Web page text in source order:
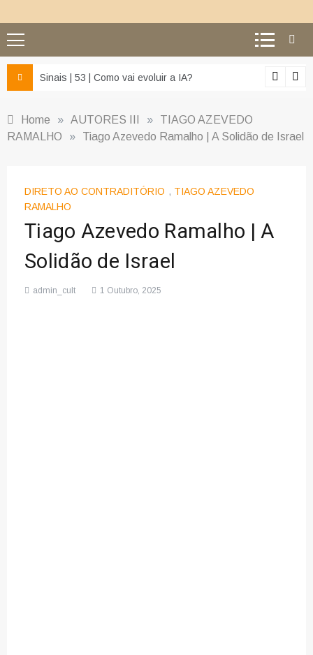
e da misericórdia’
Sinais | 53 | Como vai evoluir a IA?
Home » AUTORES III »
TIAGO AZEVEDO
RAMALHO
» Tiago Azevedo Ramalho | A Solidão de Israel
DIRETO AO CONTRADITÓRIO , TIAGO AZEVEDO
RAMALHO
Tiago Azevedo Ramalho | A
Solidão de Israel
admin_cult 1 Outubro, 2025